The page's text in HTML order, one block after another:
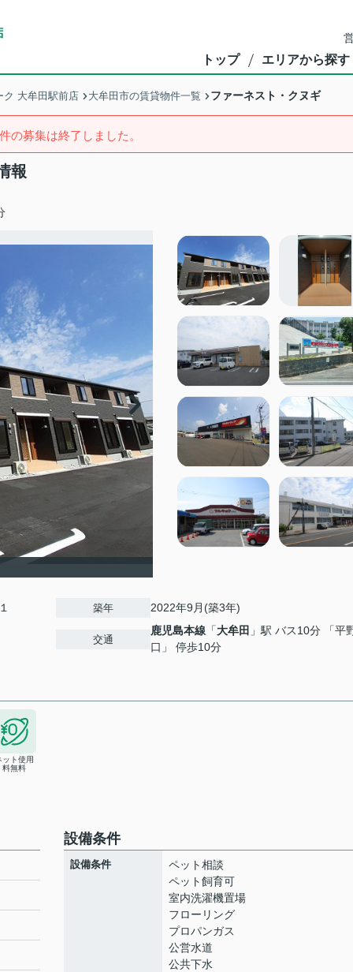
トップ エリアから探す
ク 大牟田駅前店 大牟田市の賃貸物件一覧 ファーネスト・クヌギ
の募集は終了しました。
報
築年 2022年9月(築3年)
交通
鹿児島本線 「大牟田 」駅 バス10分 「平
口」 停歩10分
ット使用
料無料
設備条件
設備条件
ペット相談
ペット飼育可
室内洗濯機置場
フローリング
プロパンガス
公営水道
公共下水